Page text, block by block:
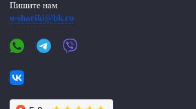
Пишите нам
u-shariki@bk.ru